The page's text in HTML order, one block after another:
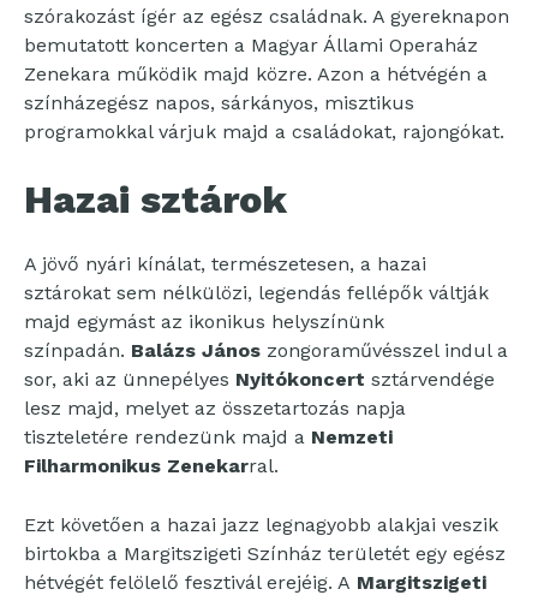
szórakozást ígér az egész családnak. A gyereknapon
bemutatott koncerten a Magyar Állami Operaház
Zenekara működik majd közre. Azon a hétvégén a
színházegész napos, sárkányos, misztikus
programokkal várjuk majd a családokat, rajongókat.
Hazai sztárok
A jövő nyári kínálat, természetesen, a hazai
sztárokat sem nélkülözi, legendás fellépők váltják
majd egymást az ikonikus helyszínünk
színpadán. Balázs János zongoraművésszel indul a
sor, aki az ünnepélyes Nyitókoncert sztárvendége
lesz majd, melyet az összetartozás napja
tiszteletére rendezünk majd a Nemzeti
Filharmonikus Zenekarral.
Ezt követően a hazai jazz legnagyobb alakjai veszik
birtokba a Margitszigeti Színház területét egy egész
hétvégét felölelő fesztivál erejéig. A Margitszigeti